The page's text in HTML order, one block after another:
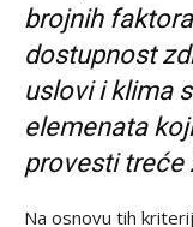
brojnih
dostupnost
uslovi i klima
elemenata
provesti treće
Na osnovu tih